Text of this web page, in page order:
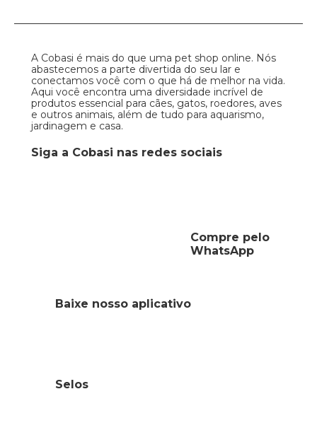
A Cobasi é mais do que uma pet shop online. Nós
abastecemos a parte divertida do seu lar e
conectamos você com o que há de melhor na vida.
Aqui você encontra uma diversidade incrível de
produtos essencial para cães, gatos, roedores, aves
e outros animais, além de tudo para aquarismo,
jardinagem e casa.
Siga a Cobasi nas redes sociais
Compre pelo
WhatsApp
Baixe nosso aplicativo
Selos